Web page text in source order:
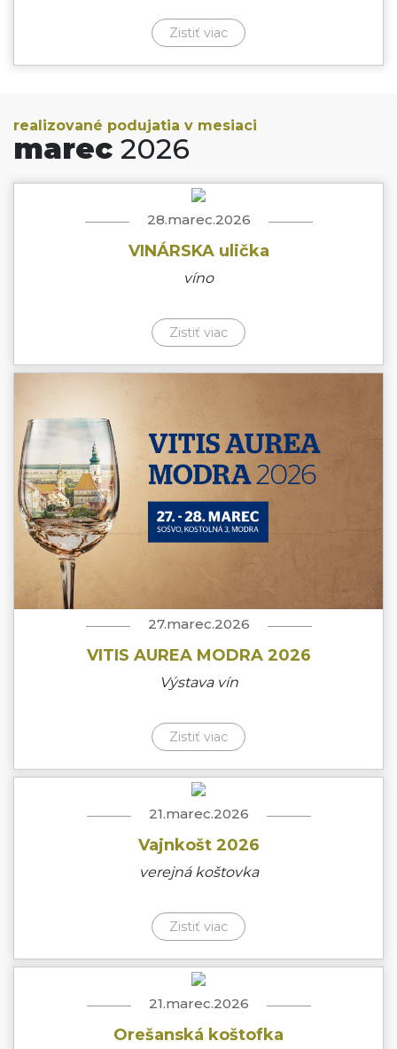
Zistiť viac
realizované podujatia v mesiaci
marec 2026
28.marec.2026
VINÁRSKA ulička
víno
Zistiť viac
27.marec.2026
VITIS AUREA MODRA 2026
Výstava vín
Zistiť viac
21.marec.2026
Vajnkošt 2026
verejná koštovka
Zistiť viac
21.marec.2026
Orešanská koštofka